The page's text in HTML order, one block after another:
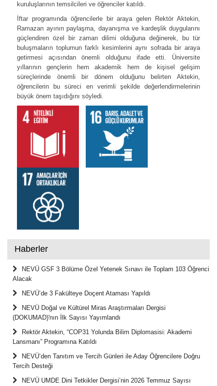
kuruluşlarının temsilcileri ve öğrenciler katıldı.
İftar programında öğrencilerle bir araya gelen Rektör Aktekin,
Ramazan ayının paylaşma, dayanışma ve kardeşlik duygularını
güçlendiren özel bir zaman dilimi olduğuna değinerek, bu tür
buluşmaların toplumun farklı kesimlerini aynı sofrada bir araya
getirmesi açısından önemli olduğunu ifade etti. Üniversite
yıllarının gençlerin hem akademik hem de kişisel gelişim
süreçlerinde önemli bir dönem olduğunu belirten Aktekin,
öğrencilerin bu süreci en verimli şekilde değerlendirmelerinin
büyük önem taşıdığını söyledi.
Haberler
NEVÜ GSF 3 Bölüme Özel Yetenek Sınavı ile Toplam 103 Öğrenci
Alacak
NEVÜ’de 3 Fakülteye Doçent Ataması Yapıldı
NEVÜ Doğal ve Kültürel Miras Araştırmaları Dergisi
(DOKUMAD)'nın İlk Sayısı Yayımlandı
Rektör Aktekin, “COP31 Yolunda Bilim Diplomasisi: Akademi
Lansmanı” Programına Katıldı
NEVÜ’den Tanıtım ve Tercih Günleri ile Aday Öğrencilere Doğru
Tercih Desteği
NEVÜ UMDE Dini Tetkikler Dergisi’nin 2026 Temmuz Sayısı